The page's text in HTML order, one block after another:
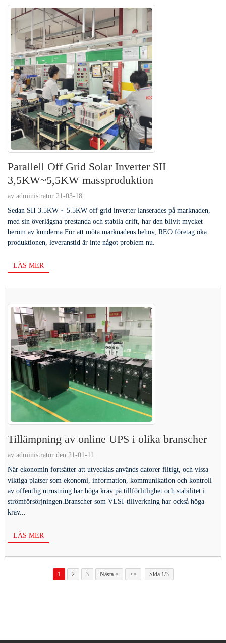
Parallell Off Grid Solar Inverter SII
3,5KW~5,5KW massproduktion
av administratör 21-03-18
Sedan SII 3.5KW ~ 5.5KW off grid inverter lanserades på marknaden,
med sin överlägsna prestanda och stabila drift, har den blivit mycket
beröm av kunderna.För att möta marknadens behov, REO företag öka
produktionen, leveranstid är inte något problem nu.
LÄS MER
Tillämpning av online UPS i olika branscher
av administratör den 21-01-11
När ekonomin fortsätter att utvecklas används datorer flitigt, och vissa
viktiga platser som ekonomi, information, kommunikation och kontroll
av offentlig utrustning har höga krav på tillförlitlighet och stabilitet i
strömförsörjningen.Branscher som VLSI-tillverkning har också höga
krav...
LÄS MER
1 2 3 Nästa > >> Sida 1/3